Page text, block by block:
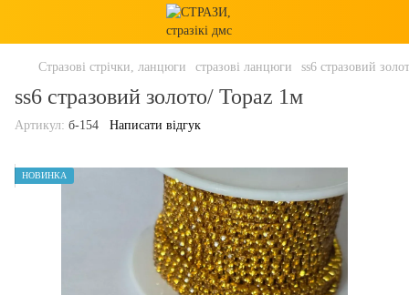
Стразові стрічки, ланцюги стразові ланцюги ss6 стразовий
ss6 стразовий золото/ Topaz 1м
Артикул: б-154 Написати відгук
НОВИНКА